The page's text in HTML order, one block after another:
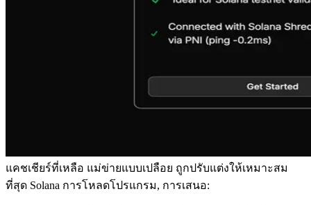
แคชเชียร์ที่เหลือ แม่ข่ายแบบเปลือย ถูกปรับแต่งให้เหมาะสม
ที่สุด Solana การโหลดโปรแกรม, การเสนอ: